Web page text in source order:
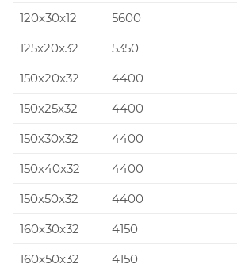
120x30x12
5600
125x20x32
5350
150x20x32
4400
150x25x32
4400
150x30x32
4400
150x40x32
4400
150x50x32
4400
160x30x32
4150
160x50x32
4150